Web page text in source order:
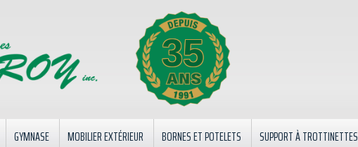
35
GYMNASE MOBILIER EXTÉRIEUR BORNES ET POTELETS SUPPORT À TROTTINETTES